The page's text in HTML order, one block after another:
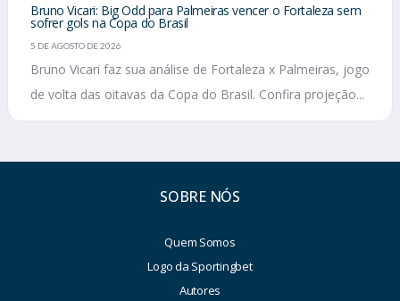
Bruno Vicari: Big Odd para Palmeiras vencer o Fortaleza sem
sofrer gols na Copa do Brasil
5 DE AGOSTO DE 2026
Bruno Vicari faz sua análise de Fortaleza x Palmeiras, jogo
de volta das oitavas da Copa do Brasil. Confira projeção...
SOBRE NÓS
Quem Somos
Logo da Sportingbet
Autores